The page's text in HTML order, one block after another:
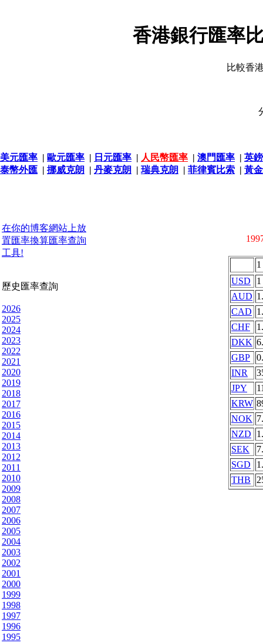
香港銀行匯率
比較香
美元匯率 | 歐元匯率 | 日元匯率 | 人民幣匯率 | 澳門匯率 | 英
泰幣外匯 | 挪威克朗 | 丹麥克朗 | 瑞典克朗 | 菲律賓比索 | 黃
在你的博客網站上放
置匯率換算匯率查詢
工具!
歷史匯率查詢
2026
2025
2024
2023
2022
2021
2020
2019
2018
2017
2016
2015
2014
2013
2012
2011
2010
2009
2008
2007
2006
2005
2004
2003
2002
2001
2000
1999
1998
1997
1996
1995
1
USD
1
AUD
CAD
CHF
DKK
GBP
INR
JPY
KRW
NOK
NZD
SEK
SGD
THB